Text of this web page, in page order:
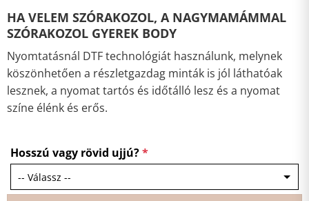
HA VELEM SZÓRAKOZOL, A NAGYMAMÁMMAL
SZÓRAKOZOL GYEREK BODY
Nyomtatásnál DTF technológiát használunk, melynek
köszönhetően a részletgazdag minták is jól láthatóak
lesznek, a nyomat tartós és időtálló lesz és a nyomat
színe élénk és erős.
Hosszú vagy rövid ujjú?*